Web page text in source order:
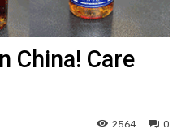
China! Care
0
2564